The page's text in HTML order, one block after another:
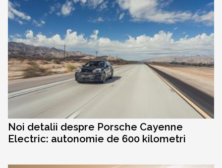
Noi detalii despre Porsche Cayenne
Electric: autonomie de 600 kilometri